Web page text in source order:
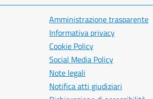
Amministrazione trasparente
Informativa privacy
Cookie Policy
Social Media Policy
Note legali
Notifica atti giudiziari